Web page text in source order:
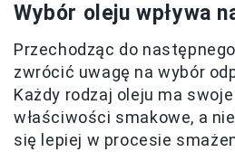
Wybór oleju wpływa
Przechodząc do
zwrócić uwagę na wybór
Każdy rodzaj oleju ma
właściwości smakowe, a
się lepiej w procesie